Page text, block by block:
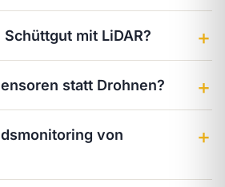
mit LiDAR? ＋
statt Drohnen? ＋
von
＋